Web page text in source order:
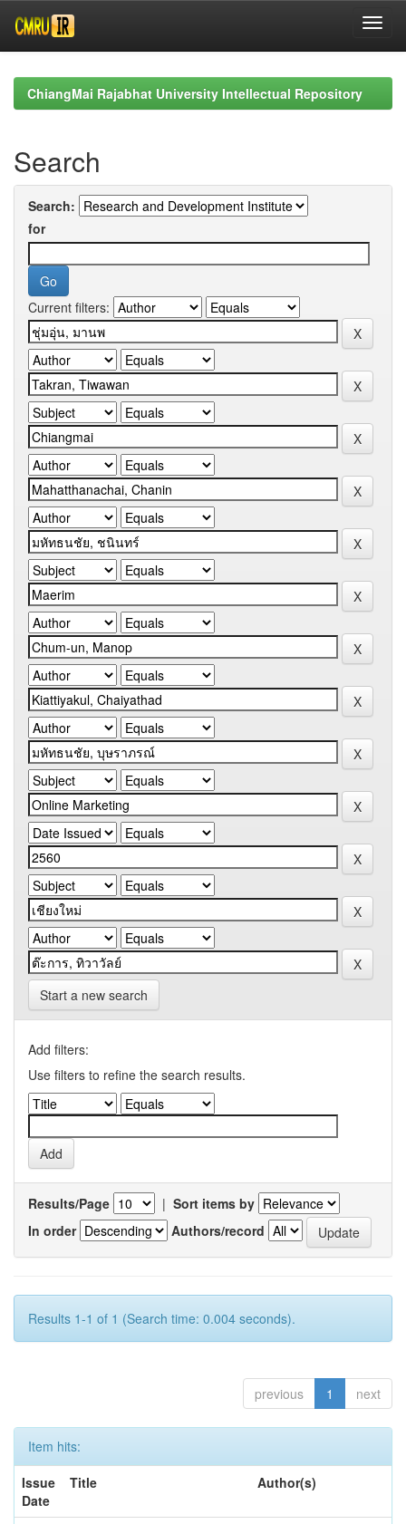
navigationChiangMai Rajabhat University Intellectual Repository
Search
Search:
for
Current filters:
Start a new search
Add filters:
Use filters to refine the search results.
Results/Page | Sort items by
In order
Authors/record
Results 1-1 of 1 (Search time: 0.004 seconds).
previous 1 next
Item hits:
Issue
Date
Title Author(s)